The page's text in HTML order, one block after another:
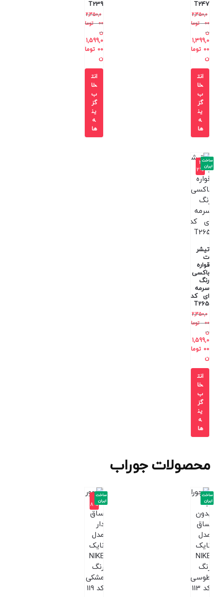
T247
2,350,0
00
توما
ن
1,399,0
00 توما
ن
انت
خا
ب
گز
ین
ه
ها
T239
2,350,0
00
توما
ن
1,599,0
00 توما
ن
انت
خا
ب
گز
ین
ه
ها
-3
2%
تیشر
ت
قواره
باکسی
رنگ
سرمه
ای کد
T265
2,350,0
00
توما
ن
1,599,0
00 توما
ن
ساخت
ایران
انت
خا
ب
گز
ین
ه
ها
محصولات جوراب
ساخت
ایران
-1
8%
ساخت
ایران